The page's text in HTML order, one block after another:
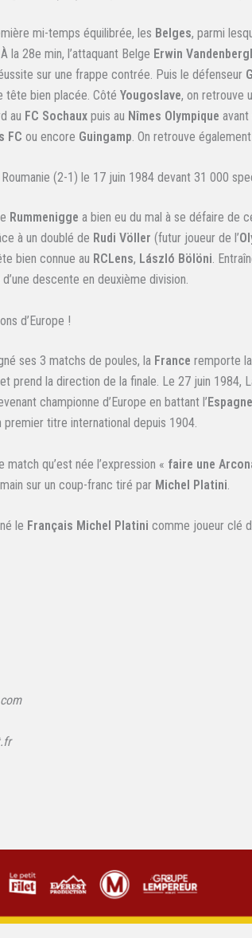
mi-temps équilibrée, les Belges, parmi
la 28e min, l’attaquant Belge Erwin
sur une frappe contrée. Puis le défenseur
tête bien placée. Côté Yougoslave, on retrouve
au FC Sochaux puis au Nîmes Olympique
FC ou encore Guingamp . On retrouve également
(2-1) le 17 juin 1984 devant 31 000
Rummenigge a bien eu du mal à se défaire de
à un doublé de Rudi Völler (futur joueur de l’
bien connue au RCLens, László Bölöni.
d’une descente en deuxième division.
d’Europe !
ses 3 matchs de poules, la France remporte
prend la direction de la finale. Le 27 juin 1984,
championne d’Europe en battant l’Espagne
premier titre international depuis 1904.
match qu’est née l’expression « faire une
sur un coup-franc tiré par Michel Platini
le Français Michel Platini comme joueur clé